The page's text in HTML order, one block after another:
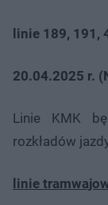
linie 189, 191,
20.04.2025 r.
Linie KMK
rozkładów
linie